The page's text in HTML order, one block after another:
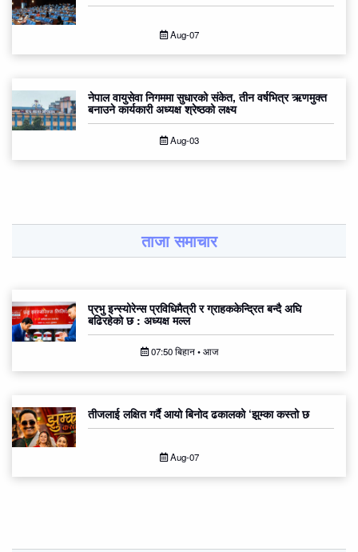
Aug-07
नेपाल वायुसेवा निगममा सुधारको संकेत, तीन वर्षभित्र ऋणमुक्त
बनाउने कार्यकारी अध्यक्ष श्रेष्ठको लक्ष्य
Aug-03
ताजा समाचार
प्रभु इन्स्योरेन्स प्रविधिमैत्री र ग्राहककेन्द्रित बन्दै अघि
बढिरहेको छ : अध्यक्ष मल्ल
07:50 बिहान • आज
तीजलाई लक्षित गर्दै आयो बिनोद ढकालको ‘झुम्का कस्तो छ
Aug-07